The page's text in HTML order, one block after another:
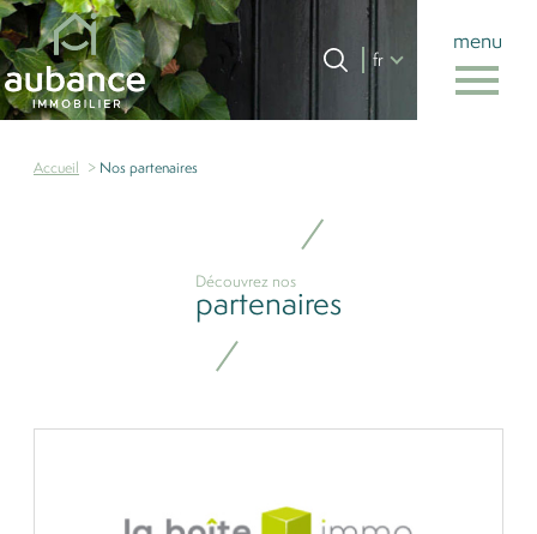
menu
fr
Accueil
Accueil Nos partenaires
Découvrez nos
partenaires